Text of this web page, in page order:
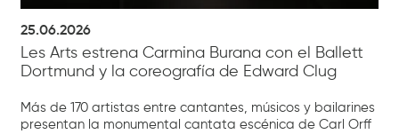
25.06.2026
Les Arts estrena Carmina Burana con el Ballett
Dortmund y la coreografía de Edward Clug
Más de 170 artistas entre cantantes, músicos y bailarines
presentan la monumental cantata escénica de Carl Orff